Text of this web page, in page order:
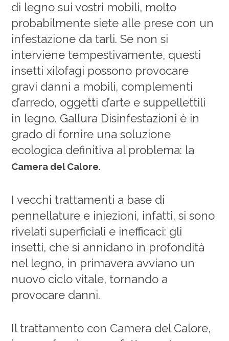
di legno sui vostri mobili, molto
probabilmente siete alle prese con un
infestazione da tarli. Se non si
interviene tempestivamente, questi
insetti xilofagi possono provocare
gravi danni a mobili, complementi
d’arredo, oggetti d’arte e suppellettili
in legno. Gallura Disinfestazioni è in
grado di fornire una soluzione
ecologica definitiva al problema: la
Camera del Calore.
I vecchi trattamenti a base di
pennellature e iniezioni, infatti, si sono
rivelati superficiali e inefficaci: gli
insetti, che si annidano in profondità
nel legno, in primavera avviano un
nuovo ciclo vitale, tornando a
provocare danni.
Il trattamento con Camera del Calore,